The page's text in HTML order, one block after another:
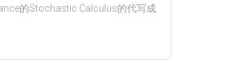
的Stochastic Calculus的代写成